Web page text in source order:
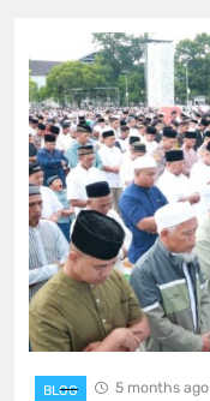
BLOG 5 months ago